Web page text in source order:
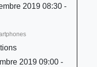
2019 08:30 -
2019 09:00 -